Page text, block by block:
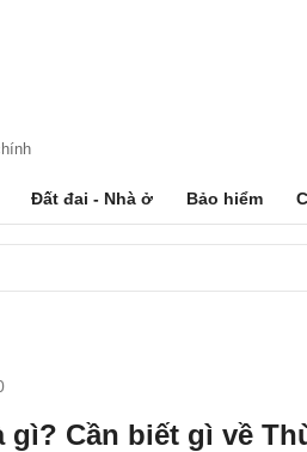
Đất đai - Nhà ở Bảo hiểm
gì? Cần biết gì về